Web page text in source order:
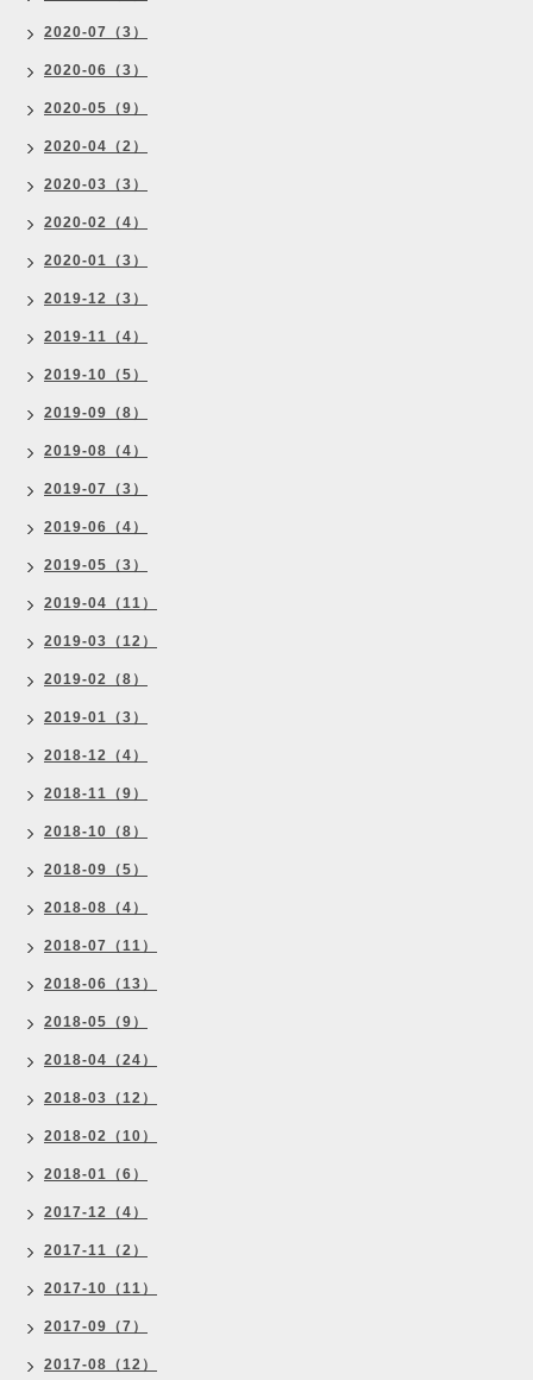
2020-07（3）
2020-06（3）
2020-05（9）
2020-04（2）
2020-03（3）
2020-02（4）
2020-01（3）
2019-12（3）
2019-11（4）
2019-10（5）
2019-09（8）
2019-08（4）
2019-07（3）
2019-06（4）
2019-05（3）
2019-04（11）
2019-03（12）
2019-02（8）
2019-01（3）
2018-12（4）
2018-11（9）
2018-10（8）
2018-09（5）
2018-08（4）
2018-07（11）
2018-06（13）
2018-05（9）
2018-04（24）
2018-03（12）
2018-02（10）
2018-01（6）
2017-12（4）
2017-11（2）
2017-10（11）
2017-09（7）
2017-08（12）